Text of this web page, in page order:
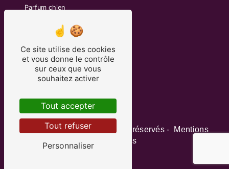
Parfum chien
Brosse chien
Collier chien
Collier GPS pour chien
Laisse chien
Salon de toilettage
Croquette pour chien eukanuba
© Vistalid- 2026 - Tous droits réservés -
Mentions
légales- Gestion des cookies
Ce site utilise des cookies
et vous donne le contrôle
sur ceux que vous
souhaitez activer
Tout accepter
Tout refuser
Personnaliser